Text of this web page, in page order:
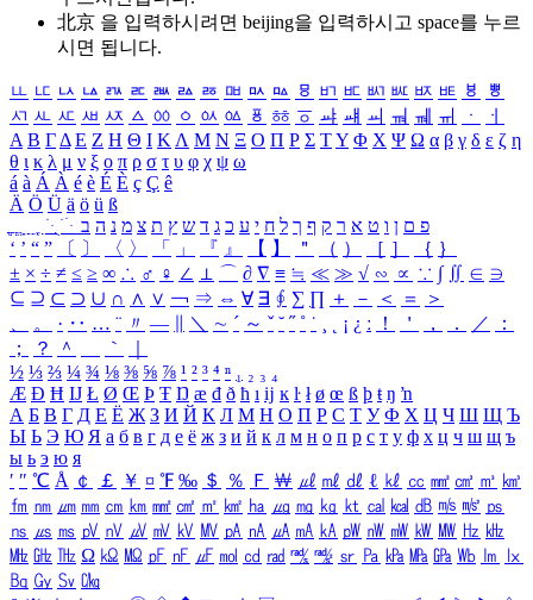
北京 을 입력하시려면 beijing을 입력하시고 space를 누르
시면 됩니다.
ㅥ ㅦ ㅧ ㅨ ㅩ ㅪ ㅫ ㅬ ㅭ ㅮ ㅯ ㅰ ㅱ ㅲ ㅳ ㅴ ㅵ ㅶ ㅷ ㅸ
ㅹ
ㅺ ㅻ ㅼ ㅽ ㅾ ㅿ ㆀ ㆁ ㆂ ㆃ ㆄ ㆅ ㆆ ㆇ ㆈ ㆉ ㆊ ㆋ ㆌ ㆍ
ㆎ
Α Β ΓΔ Ε Ζ Η Θ Ι ΚΛ Μ Ν Ξ Ο Π Ρ Σ ΤΥ Φ Χ Ψ Ω α β γ δ ε ζ η
θ ι κ λ μ ν ξ ο π ρ σ τ υ φ χ ψ ω
á à Á À é è É È ç Ç ê
Ä Ö Ü ä ö ü ß
ִֶֹ ֻּ ׁׂ פ ם ן ו ט א ר ק ף ך ל ח י ע כ ג ד ש ץ ת צ מ נ ה ב
‘ ’ “ ” 〔 〕 〈 〉 「 」 『 』 【 】 ＂ （ ） ［ ］ ｛ ｝
± × ÷ ≠ ≤ ≥ ∞ ∴ ♂ ♀ ∠ ⊥ ⌒ ∂ ∇ ≡ ≒ ≪ ≫ √ ∽ ∝ ∵ ∫ ∬ ∈ ∋
⊆ ⊇ ⊂ ⊃ ∪ ∩ ∧ ∨ ￢ ⇒ ⇔ ∀ ∃ ∮ ∑ ∏ ＋ － ＜ ＝
＞
、
。 · ‥ … ¨ 〃 ― ＼ ∼ ´ ～ ˇ ˘ ˝ ˚ ˙ ¸ ¡ ¿ ː ！ ＇ ， ． ／
：
；
？ ＾ ｀
½ ⅓ ⅔ ¼ ¾ ⅛ ⅜ ⅝ ⅞ ¹ ² ³ ⁴ ⁿ ₁ ₂ ₃ ₄
Æ Ð Ħ Ĳ Ł Ø Œ Þ Ŧ Ŋ æ đ ð ħ ı ĳ ĸ ŀ ł ø œ ß þ ŧ ŋ ŉ
А Б В Г Д Е Ё Ж З И Й К Л М Н О П Р С Т У Ф Х Ц Ч Ш Щ Ъ
Ы Ь Э Ю Я а б в г д е ё ж з и й к л м н о п р с т у ф х ц ч ш щ ъ
ы ь э ю я
′ ″ ℃ Å ￠ ￡ ￥ ¤ ℉ ‰ ＄ ％ Ｆ ￦ ㎕ ㎖ ㎗ ℓ ㎘ ㏄ ㎣ ㎤ ㎥ ㎦
㎙ ㎚ ㎛ ㎜ ㎝ ㎞ ㎟ ㎠ ㎡ ㎢ ㏊ ㎍ ㎎ ㎏ ㏏ ㎈ ㎉ ㏈ ㎧ ㎨ ㎰
㎱ ㎲ ㎳ ㎴ ㎵ ㎶ ㎷ ㎸ ㎹ ㎀ ㎁ ㎂ ㎃ ㎄ ㎺ ㎻ ㎽ ㎾ ㎿ ㎐ ㎑
㎒ ㎓ ㎔ Ω ㏀ ㏁ ㎊ ㎋ ㎌ ㏖ ㏅ ㎭ ㎮ ㎯ ㏛ ㎩ ㎪ ㎫ ㎬ ㏝ ㏐
㏓
㏃ ㏉ ㏜ ㏆